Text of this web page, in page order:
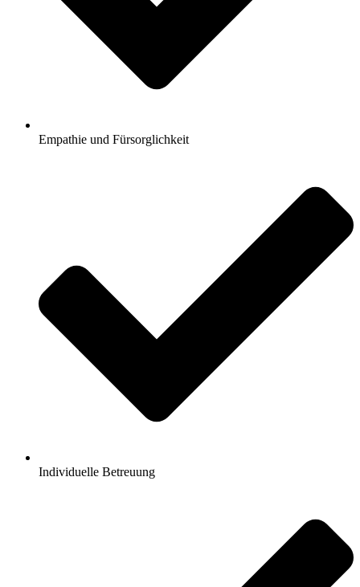
Empathie und Fürsorglichkeit
Individuelle Betreuung